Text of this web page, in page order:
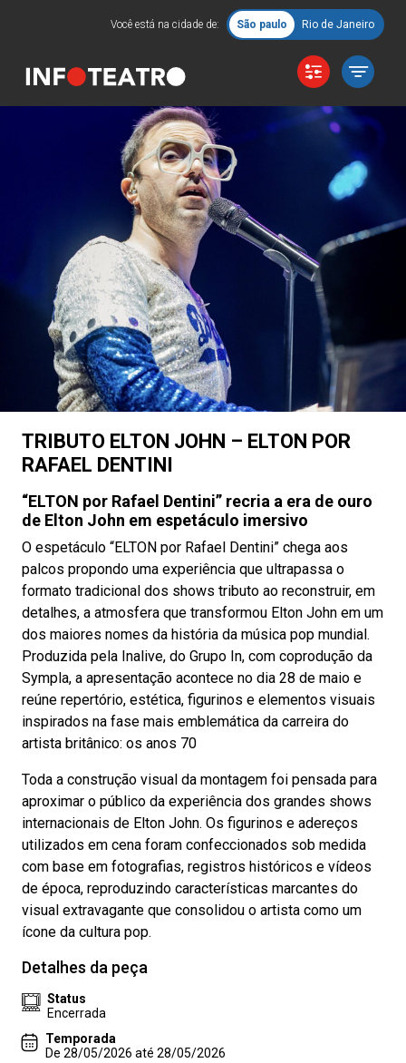
Você está na cidade de: São paulo Rio de Janeiro
TRIBUTO ELTON JOHN – ELTON POR
RAFAEL DENTINI
“ELTON por Rafael Dentini” recria a era de ouro
de Elton John em espetáculo imersivo
O espetáculo “ELTON por Rafael Dentini” chega aos
palcos propondo uma experiência que ultrapassa o
formato tradicional dos shows tributo ao reconstruir, em
detalhes, a atmosfera que transformou Elton John em um
dos maiores nomes da história da música pop mundial.
Produzida pela Inalive, do Grupo In, com coprodução da
Sympla, a apresentação acontece no dia 28 de maio e
reúne repertório, estética, figurinos e elementos visuais
inspirados na fase mais emblemática da carreira do
artista britânico: os anos 70
Toda a construção visual da montagem foi pensada para
aproximar o público da experiência dos grandes shows
internacionais de Elton John. Os figurinos e adereços
utilizados em cena foram confeccionados sob medida
com base em fotografias, registros históricos e vídeos
de época, reproduzindo características marcantes do
visual extravagante que consolidou o artista como um
ícone da cultura pop.
Detalhes da peça
Status
Encerrada
Temporada
De 28/05/2026 até 28/05/2026